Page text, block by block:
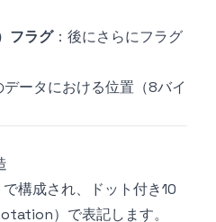
フラグ：後にさらにフラグ
データにおける位置（8バイ
構成され、ドット付き10
）で表記します。